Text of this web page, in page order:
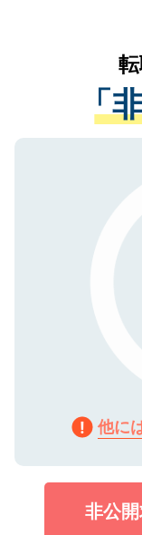
は、個人
管理基準
る、プラ
で、機密
かがいし
経験をま
させてい
ない方に
ので、ま
「
他に
非公